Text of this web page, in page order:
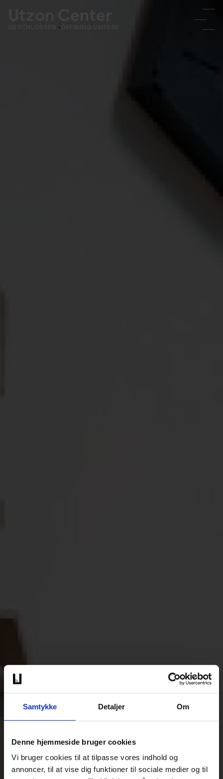
Samtykke Detaljer Om
Denne hjemmeside bruger cookies
Vi bruger cookies til at tilpasse vores indhold og
annoncer, til at vise dig funktioner til sociale medier og til
ÖFFNUNG UM